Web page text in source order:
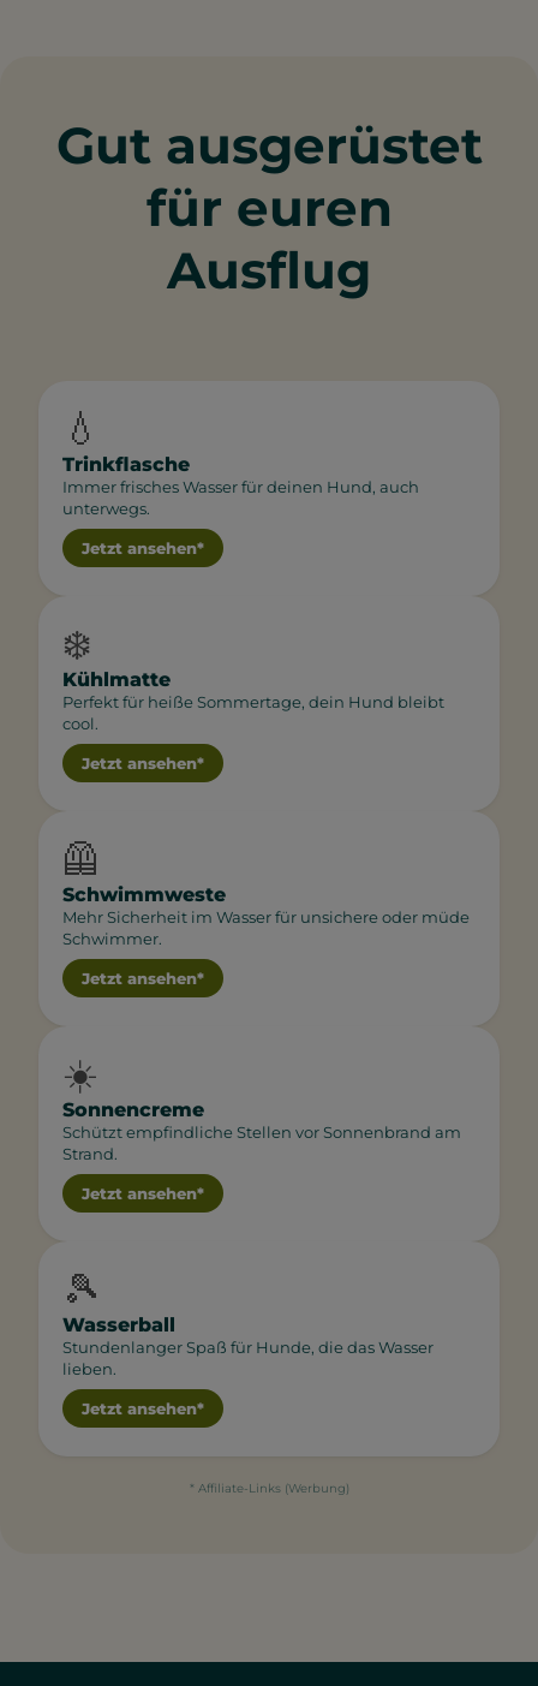
Gut ausgerüstet
für euren
Ausflug
💧
Trinkflasche
Immer frisches Wasser für deinen Hund, auch
unterwegs.
Jetzt ansehen*
❄️
Kühlmatte
Perfekt für heiße Sommertage, dein Hund bleibt
cool.
Jetzt ansehen*
🦺
Schwimmweste
Mehr Sicherheit im Wasser für unsichere oder müde
Schwimmer.
Jetzt ansehen*
☀️
Sonnencreme
Schützt empfindliche Stellen vor Sonnenbrand am
Strand.
Jetzt ansehen*
🎾
Wasserball
Stundenlanger Spaß für Hunde, die das Wasser
lieben.
Jetzt ansehen*
* Affiliate-Links (Werbung)